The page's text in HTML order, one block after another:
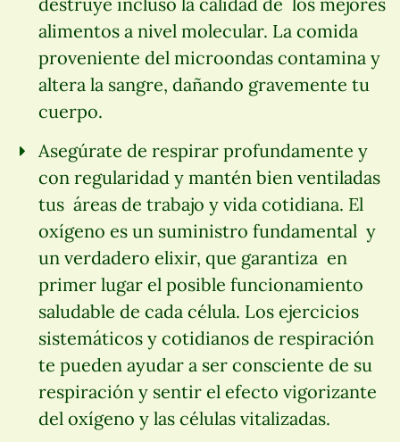
alimentos a nivel molecular. La comida
proveniente del microondas contamina y
altera la sangre, dañando gravemente tu
cuerpo.
Asegúrate de respirar profundamente y
con regularidad y mantén bien ventiladas
tus áreas de trabajo y vida cotidiana. El
oxígeno es un suministro fundamental y
un verdadero elixir, que garantiza en
primer lugar el posible funcionamiento
saludable de cada célula. Los ejercicios
sistemáticos y cotidianos de respiración
te pueden ayudar a ser consciente de su
respiración y sentir el efecto vigorizante
del oxígeno y las células vitalizadas.